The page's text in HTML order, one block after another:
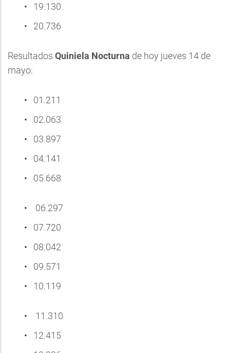
19.130
20.736
Resultados Quiniela Nocturna de hoy jueves 14 de
mayo:
01.211
02.063
03.897
04.141
05.668
06.297
07.720
08.042
09.571
10.119
11.310
12.415